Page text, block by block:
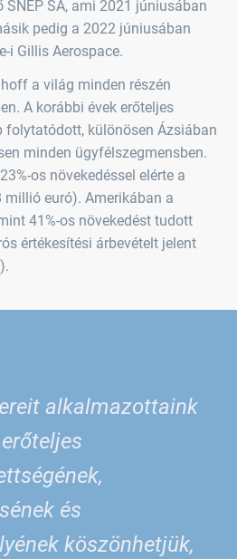
SA, ami 2021 júniusában
pedig a 2022 júniusában
i Gillis Aerospace.
a világ minden részén
A korábbi évek erőteljes
folytatódott, különösen Ázsiában
minden ügyfélszegmensben.
os növekedéssel elérte a
euró). Amerikában a
41%-os növekedést tudott
értékesítési árbevételt jelent
alkalmazottaink
és
köszönhetjük,